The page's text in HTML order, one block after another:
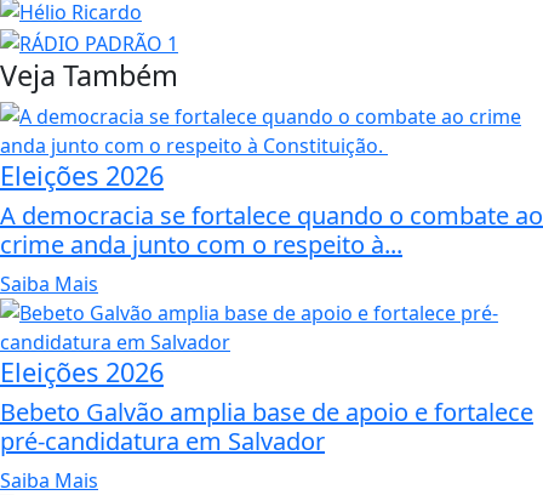
Veja Também
Eleições 2026
A democracia se fortalece quando o combate ao
crime anda junto com o respeito à...
Saiba Mais
Eleições 2026
Bebeto Galvão amplia base de apoio e fortalece
pré-candidatura em Salvador
Saiba Mais